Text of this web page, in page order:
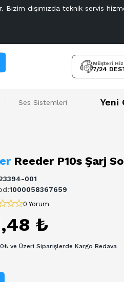
Bizim dışımızda teknik servis
Müşteri
7/24
Ses Sistemleri Yeni
Reeder P10s Şarj
001
:1000058367659
0 Yorum
₺
ve Üzeri Siparişlerde Kargo Bedava